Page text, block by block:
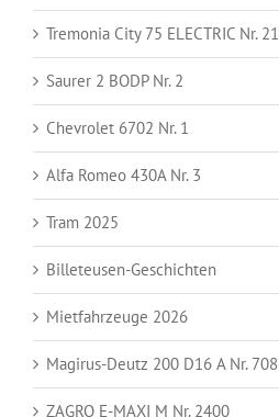
Tremonia City 75 ELECTRIC Nr. 21
Saurer 2 BODP Nr. 2
Chevrolet 6702 Nr. 1
Alfa Romeo 430A Nr. 3
Tram 2025
Billeteusen-Geschichten
Mietfahrzeuge 2026
Magirus-Deutz 200 D16 A Nr. 708
ZAGRO E-MAXI M Nr. 2400